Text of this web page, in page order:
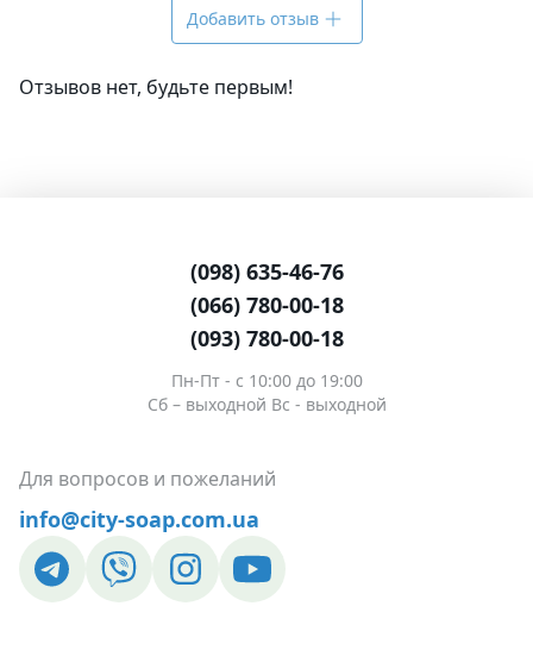
Добавить отзыв
Отзывов нет, будьте первым!
(098) 635-46-76
(066) 780-00-18
(093) 780-00-18
Пн-Пт - c 10:00 до 19:00
Сб – выходной Вс - выходной
Для вопросов и пожеланий
info@city-soap.com.ua